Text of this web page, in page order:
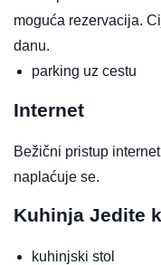
moguća rezervacija.
danu.
parking uz cestu
Internet
Bežični pristup
naplaćuje se.
Kuhinja Jedite
kuhinjski stol